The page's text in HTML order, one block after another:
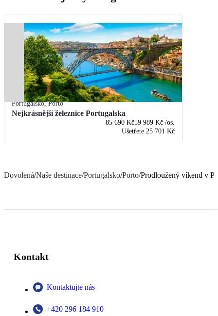
Portugalsko,Porto
Nejkrásnější železnice Portugalska
85 690 Kč59 989 Kč /os.
Ušetřete 25 701 Kč
Dovolená/Naše destinace/Portugalsko/Porto/Prodloužený víkend v
Kontakt
Kontaktujte nás
+420 296 184 910